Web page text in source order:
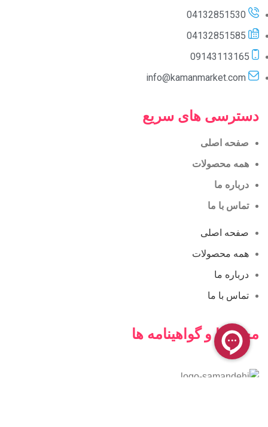
04132851530
04132851585
09143113165
info@kamanmarket.com
دسترسی های سریع
صفحه اصلی
همه محصولات
درباره ما
تماس با ما
صفحه اصلی
همه محصولات
درباره ما
تماس با ما
مجوزها و گواهینامه ها